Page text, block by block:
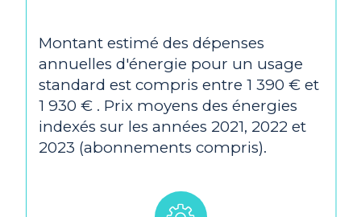
Montant estimé des dépenses
annuelles d'énergie pour un usage
standard est compris entre 1 390 € et
1 930 € . Prix moyens des énergies
indexés sur les années 2021, 2022 et
2023 (abonnements compris).